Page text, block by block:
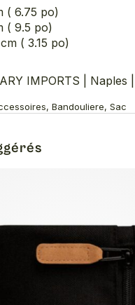
( 6.75 po)
( 9.5 po)
( 3.15 po)
IMPORTS | Naples
Bandouliere, Sac